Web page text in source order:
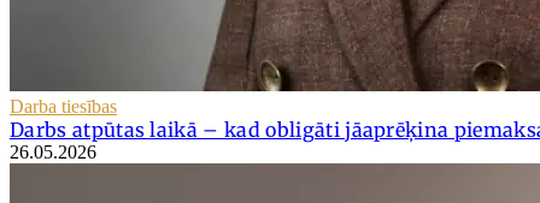
Darba tiesības
Darbs atpūtas laikā – kad obligāti jāaprēķina
26.05.2026